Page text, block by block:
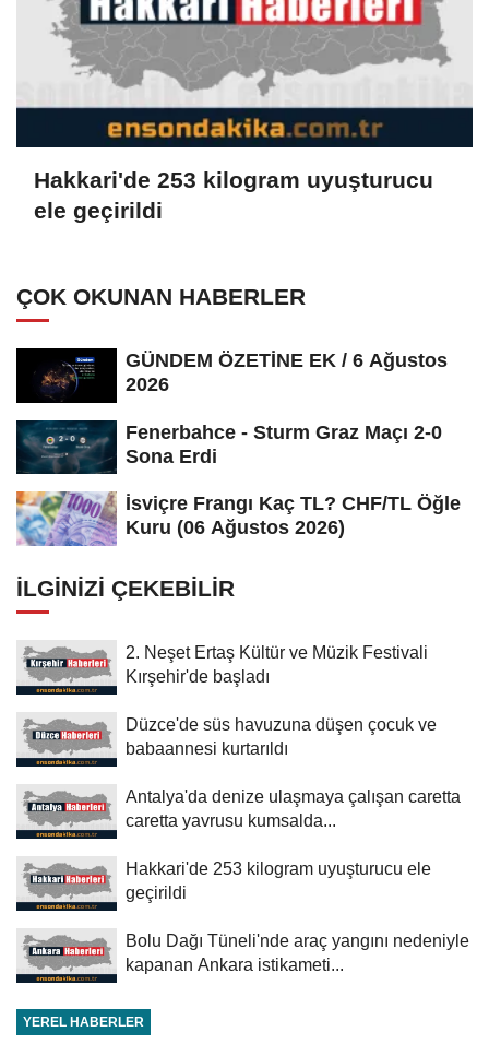
Hakkari'de 253 kilogram uyuşturucu
ele geçirildi
ÇOK OKUNAN HABERLER
GÜNDEM ÖZETİNE EK / 6 Ağustos
2026
Fenerbahce - Sturm Graz Maçı 2-0
Sona Erdi
İsviçre Frangı Kaç TL? CHF/TL Öğle
Kuru (06 Ağustos 2026)
İLGINIZI ÇEKEBILIR
2. Neşet Ertaş Kültür ve Müzik Festivali
Kırşehir'de başladı
Düzce'de süs havuzuna düşen çocuk ve
babaannesi kurtarıldı
Antalya'da denize ulaşmaya çalışan caretta
caretta yavrusu kumsalda...
Hakkari'de 253 kilogram uyuşturucu ele
geçirildi
Bolu Dağı Tüneli'nde araç yangını nedeniyle
kapanan Ankara istikameti...
YEREL HABERLER